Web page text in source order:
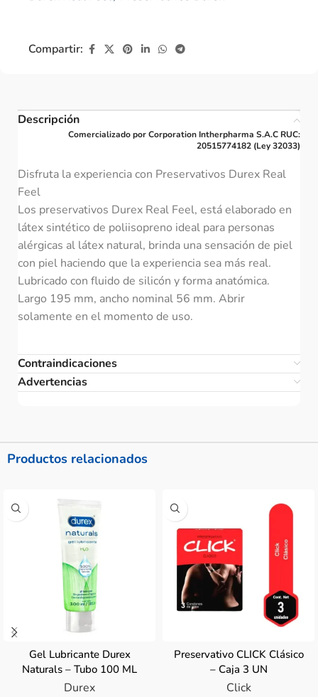
Compartir:
Descripción
Comercializado por Corporation Intherpharma S.A.C RUC:
20515774182 (Ley 32033)
Disfruta la experiencia con Preservativos Durex Real
Feel
Los preservativos Durex Real Feel, está elaborado en
látex sintético de poliisopreno ideal para personas
alérgicas al látex natural, brinda una sensación de piel
con piel haciendo que la experiencia sea más real.
Lubricado con fluido de silicón y forma anatómica.
Largo 195 mm, ancho nominal 56 mm. Abrir
solamente en el momento de uso.
Contraindicaciones
Advertencias
Productos relacionados
Gel Lubricante Durex
Naturals – Tubo 100 ML
Durex
Preservativo CLICK Clásico
– Caja 3 UN
Click